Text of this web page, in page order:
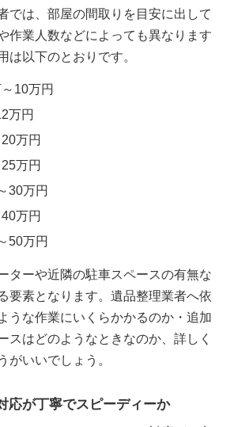
では、部屋の間取りを目安に出して
作業人数などによっても異なります
は以下のとおりです。
10万円
万円
万円
万円
30万円
万円
50万円
ターや近隣の駐車スペースの有無な
要素となります。遺品整理業者へ依
うな作業にいくらかかるのか・追加
スはどのようなときなのか、詳しく
がいいでしょう。
応が丁寧でスピーディーか